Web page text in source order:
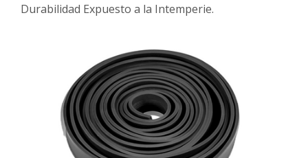
Durabilidad Expuesto a la Intemperie.